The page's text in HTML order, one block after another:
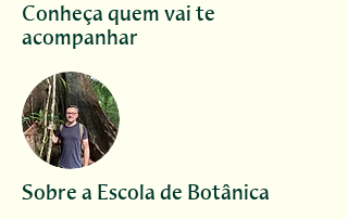
Conheça quem vai te
acompanhar
Sobre a Escola de Botânica